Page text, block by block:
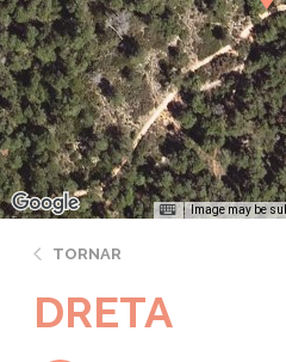
Image may be
TORNAR
DRETA